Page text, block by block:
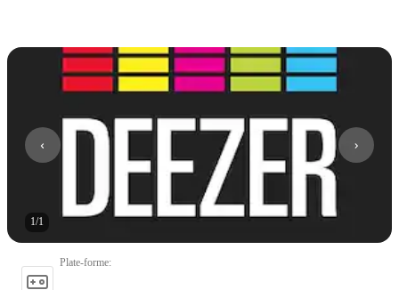
1/1
Plate-forme: